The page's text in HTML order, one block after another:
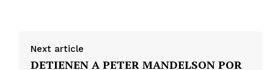
Next article
DETIENEN A PETER MANDELSON POR